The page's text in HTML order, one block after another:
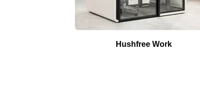
Hushfree Work